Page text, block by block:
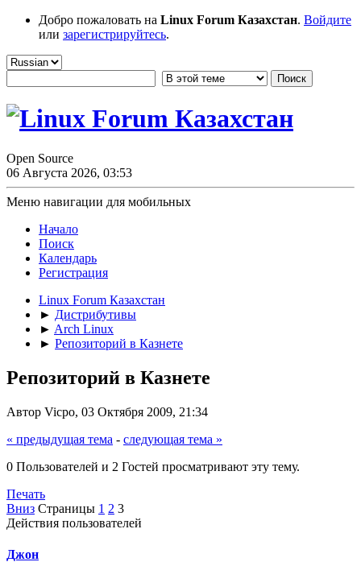
Добро пожаловать на Linux Forum Казахстан. Войдите
или зарегистрируйтесь.
Open Source
06 Августа 2026, 03:53
Меню навигации для мобильных
Начало
Поиск
Календарь
Регистрация
Linux Forum Казахстан
► Дистрибутивы
► Arch Linux
► Репозиторий в Казнете
Репозиторий в Казнете
Автор Vicpo, 03 Октября 2009, 21:34
« предыдущая тема - следующая тема »
0 Пользователей и 2 Гостей просматривают эту тему.
Печать
Вниз Страницы 1 2 3
Действия пользователей
Джон